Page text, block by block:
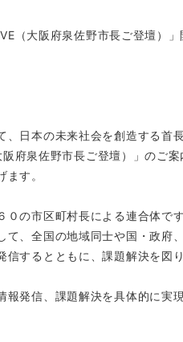
（大阪府泉佐野市長ご登壇）
、日本の未来社会を創造する首
府泉佐野市長ご登壇）」のご
す。
の市区町村長による連合体です
て、全国の地域同士や国・政府
信するとともに、課題解決を図
報発信、課題解決を具体的に実